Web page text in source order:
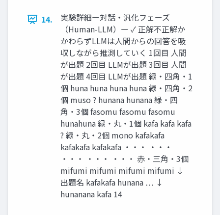
14.
実験詳細ー対話・汎化フェーズ
（Human-LLM）ー ✓ 正解不正解か
かわらずLLMは人間からの回答を吸
収しながら推測していく 1回目 人間
が出題 2回目 LLMが出題 3回目 人間
が出題 4回目 LLMが出題 緑・四角・1
個 huna huna huna huna 緑・四角・2
個 muso ? hunana hunana 緑・四
角・3個 fasomu fasomu fasomu
hunahuna 緑・丸・1個 kafa kafa kafa
? 緑・丸・2個 mono kafakafa
kafakafa kafakafa ・・・ ・・・
・・・ ・・・ ・・・ 赤・三角・3個
mifumi mifumi mifumi mifumi ↓
出題名 kafakafa hunana … ↓
hunanana kafa 14